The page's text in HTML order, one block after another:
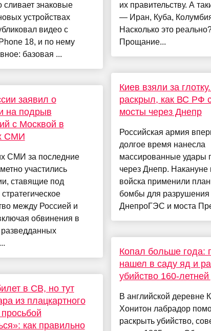
сливает знаковые
устройствах
видео с
18, и по нему
базовая ...
заявил о
на подрыв
с Москвой в
СМИ
СМИ за последние
участились
ставящие под
между Россией и
обвинения в
в СВ, но тут
из плацкартного
как правильно
их правительству. А
— Иран, Куба,
Насколько это
Прощание...
Киев взяли за
раскрыл, как ВС РФ
мосты через Днепр
Российская армия
долгое время нанесла
массированные удары
через Днепр.
войска применили
бомбы для разрушения
ДнепроГЭС и моста
Копал больше года:
нашел в саду яд и
убийство 160-
В английской деревне
Хонитон лабрадор
раскрыть убийство,